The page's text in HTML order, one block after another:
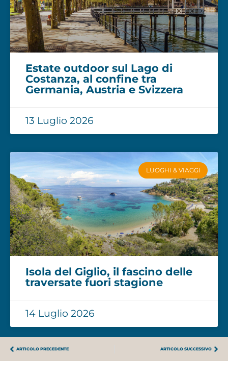
Estate outdoor sul Lago di
Costanza, al confine tra
Germania, Austria e Svizzera
13 Luglio 2026
LUOGHI & VIAGGI
Isola del Giglio, il fascino delle
traversate fuori stagione
14 Luglio 2026
ARTICOLO PRECEDENTE ARTICOLO SUCCESSIVO